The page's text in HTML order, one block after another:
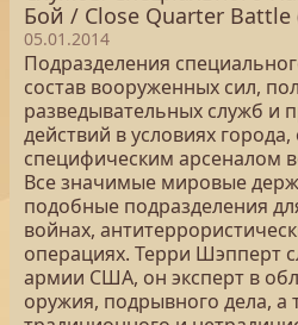
Бой / Close Quarter Battle
05.01.2014
Подразделения
состав вооруженных сил,
разведывательных служб и
действий в условиях
специфическим арсеналом
Все значимые мировые
подобные подразделения
войнах,
операциях. Терри Шэпперт
армии США, он эксперт в
оружия, подрывного дела, а